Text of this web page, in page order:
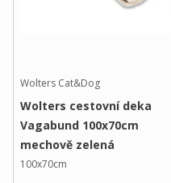
Wolters Cat&Dog
Wolters cestovní deka
Vagabund 100x70cm
mechově zelená
100x70cm